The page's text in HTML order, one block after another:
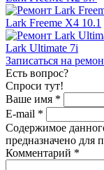
Lark Freeme X4 10.1
Lark Ultimate 7i
Записаться на
Есть вопрос?
Спроси тут!
Ваше имя *
E-mail *
Содержимое
предназначено для
Комментарий *